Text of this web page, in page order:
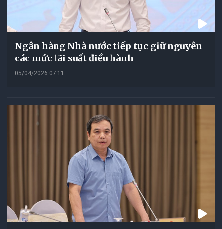
Ngân hàng Nhà nước tiếp tục giữ nguyên
các mức lãi suất điều hành
05/04/2026 07:11